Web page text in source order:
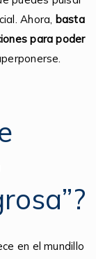
Ahora, basta
para poder
en el mundillo